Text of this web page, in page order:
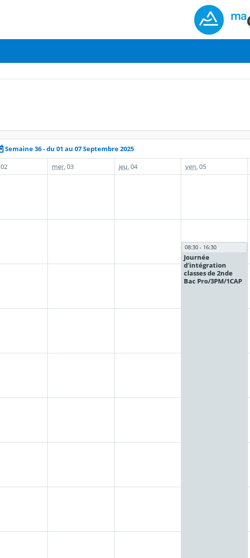
Semaine 36 - du 01 au 07 Septembre 2025
08:30 - 16:30
Journée
d'intégration
classes de 2nde
Bac Pro/3PM/1CAP
02 mer.03 jeu.04 ven.05